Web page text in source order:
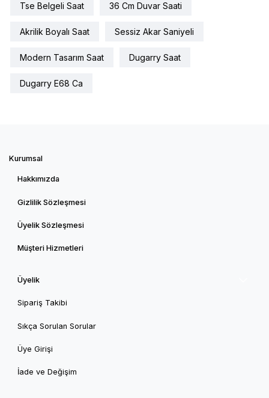
Tse Belgeli Saat 36 Cm Duvar Saati
Akrilik Boyalı Saat Sessiz Akar Saniyeli
Modern Tasarım Saat Dugarry Saat
Dugarry E68 Ca
Kurumsal
Hakkımızda
Gizlilik Sözleşmesi
Üyelik Sözleşmesi
Müşteri Hizmetleri
Üyelik
Sipariş Takibi
Sıkça Sorulan Sorular
Üye Girişi
İade ve Değişim